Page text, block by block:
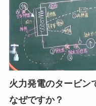
火力発電のタービン
なぜですか？